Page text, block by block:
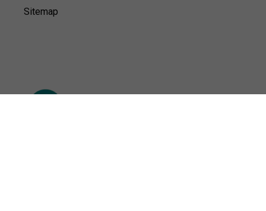
Sitemap